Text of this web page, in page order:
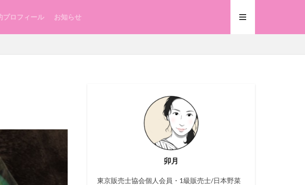
プロフィール お知らせ
卯月
東京販売士協会個人会員・1級販売士/日本野菜